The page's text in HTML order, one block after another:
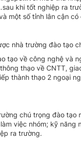
khi tốt nghiệp ra
một số tỉnh lân cận
nhà trường đào tạo
tạo về công nghệ và
thạo về CNTT,
thành thạo 2 ngoại
chú trọng đào tạo
việc nhóm; kỹ năng
ra trường. CAM